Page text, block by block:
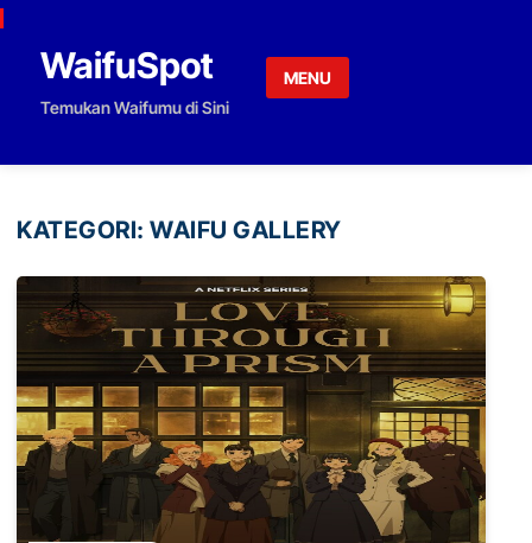
Skip to content
WaifuSpot
Temukan Waifumu di Sini
MENU
KATEGORI: WAIFU GALLERY